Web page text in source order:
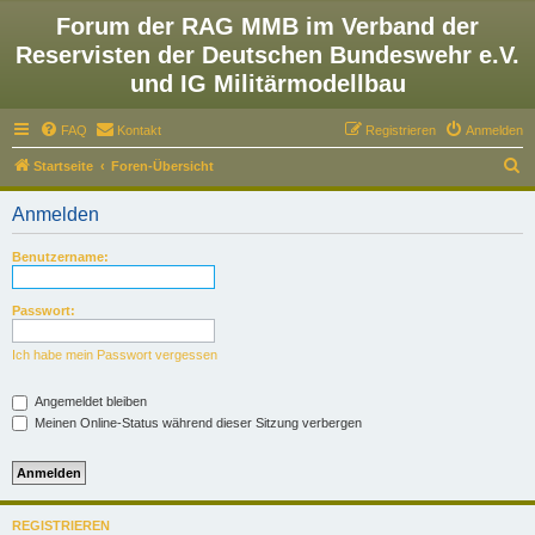
Forum der RAG MMB im Verband der
Reservisten der Deutschen Bundeswehr e.V.
und IG Militärmodellbau
FAQ Kontakt Anmelden
Registrieren
Startseite Foren-Übersicht
u
Anmelden
Benutzername:
Passwort:
Ich habe mein Passwort vergessen
Angemeldet bleiben
Meinen Online-Status während dieser Sitzung verbergen
REGISTRIEREN